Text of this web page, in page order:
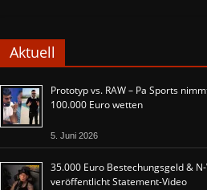
Aktuell
Prototyp vs. RAW – Pa Sports
100.000 Euro wetten
5. Juni 2026
35.000 Euro Bestechungsgeld &
veröffentlicht Statement-Video